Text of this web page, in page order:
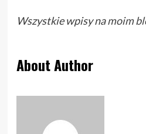
Wszystkie wpisy namoim
About Author